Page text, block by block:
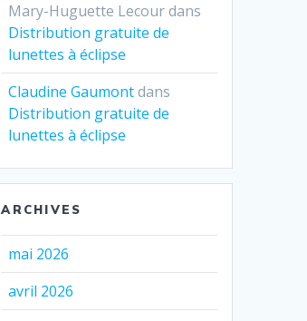
Mary-Huguette Lecourdans
Distribution gratuite de
lunettes à éclipse
Claudine Gaumontdans
Distribution gratuite de
lunettes à éclipse
ARCHIVES
mai 2026
avril 2026